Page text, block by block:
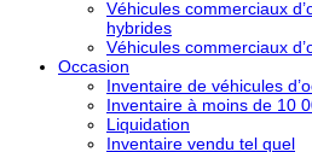
Véhicules commerciaux
hybrides
Véhicules commerciaux
Occasion
Inventaire de véhicules
Inventaire à moins de 10
Liquidation
Inventaire vendu tel quel